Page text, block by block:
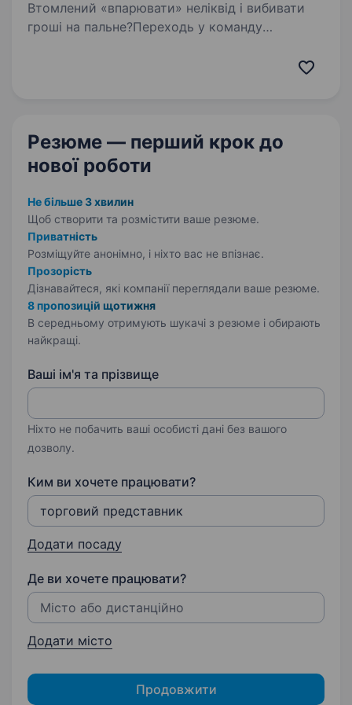
Втомлений «впарювати» неліквід і вибивати
гроші на пальне?Переходь у команду
Резюме — перший крок до
нової роботи
Не більше 3 хвилин
Щоб створити та розмістити ваше резюме.
Приватність
Розміщуйте анонімно, і ніхто вас не впізнає.
Прозорість
Дізнавайтеся, які компанії переглядали ваше резюме.
8 пропозицій щотижня
В середньому отримують шукачі з резюме і обирають
найкращі.
Ваші ім'я та прізвище
Ніхто не побачить ваші особисті дані без вашого
дозволу.
Ким ви хочете працювати?
Додати посаду
Де ви хочете працювати?
Додати місто
Продовжити